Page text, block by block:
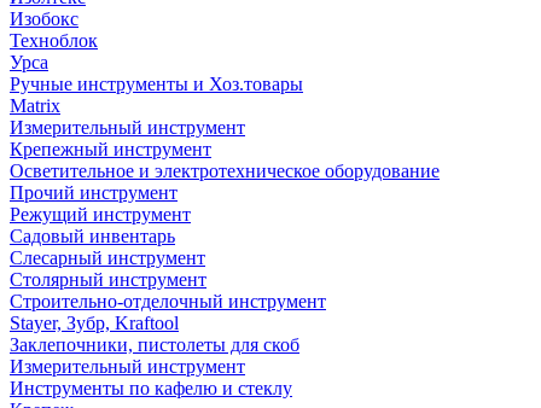
Изобокс
Техноблок
Урса
Ручные инструменты и Хоз.товары
Matrix
Измерительный инструмент
Крепежный инструмент
Осветительное и электротехническое оборудование
Прочий инструмент
Режущий инструмент
Садовый инвентарь
Слесарный инструмент
Столярный инструмент
Строительно-отделочный инструмент
Stayer, Зубр, Kraftool
Заклепочники, пистолеты для скоб
Измерительный инструмент
Инструменты по кафелю и стеклу